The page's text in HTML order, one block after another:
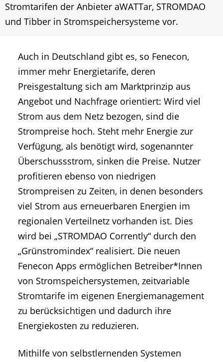
Stromtarifen der Anbieter aWATTar, STROMDAO
und Tibber in Stromspeichersysteme vor.
Auch in Deutschland gibt es, so Fenecon,
immer mehr Energietarife, deren
Preisgestaltung sich am Marktprinzip aus
Angebot und Nachfrage orientiert: Wird viel
Strom aus dem Netz bezogen, sind die
Strompreise hoch. Steht mehr Energie zur
Verfügung, als benötigt wird, sogenannter
Überschussstrom, sinken die Preise. Nutzer
profitieren ebenso von niedrigen
Strompreisen zu Zeiten, in denen besonders
viel Strom aus erneuerbaren Energien im
regionalen Verteilnetz vorhanden ist. Dies
wird bei „STROMDAO Corrently“ durch den
„Grünstromindex“ realisiert. Die neuen
Fenecon Apps ermöglichen Betreiber*Innen
von Stromspeichersystemen, zeitvariable
Stromtarife im eigenen Energiemanagement
zu berücksichtigen und dadurch ihre
Energiekosten zu reduzieren.
Mithilfe von selbstlernenden Systemen